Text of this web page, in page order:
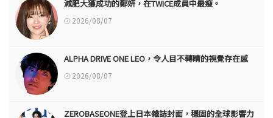
減肥大獲成功的鄭妍，在TWICE成員中最瘦。
2026/08/07
ALPHA DRIVE ONE LEO，令人目不轉睛的視覺存在感
2026/08/07
ZEROBASEONE登上日本雜誌封面，穩固的全球影響力